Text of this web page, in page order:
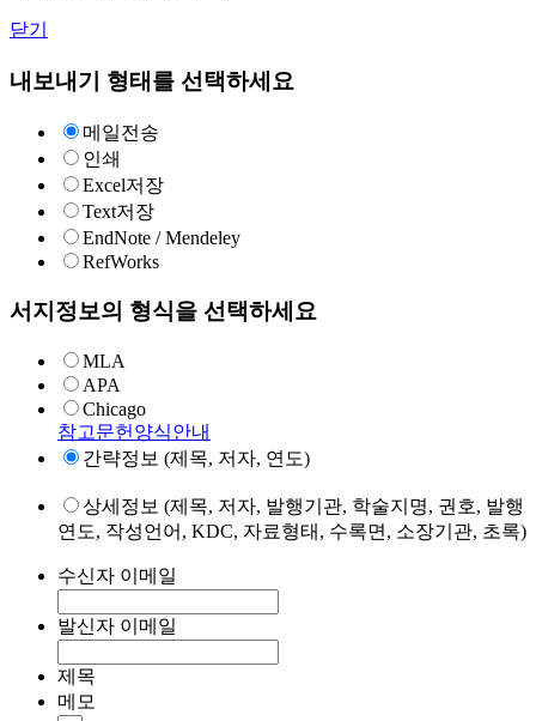
닫기
내보내기 형태를 선택하세요
메일전송
인쇄
Excel저장
Text저장
EndNote / Mendeley
RefWorks
서지정보의 형식을 선택하세요
MLA
APA
Chicago
참고문헌양식안내
간략정보 (제목, 저자, 연도)
상세정보 (제목, 저자, 발행기관, 학술지명, 권호, 발행
연도, 작성언어, KDC, 자료형태, 수록면, 소장기관, 초록)
수신자 이메일
발신자 이메일
제목
메모